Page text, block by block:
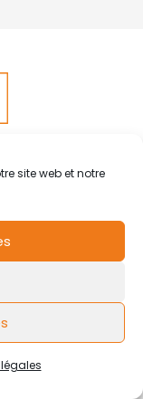
site web et notre
Design by